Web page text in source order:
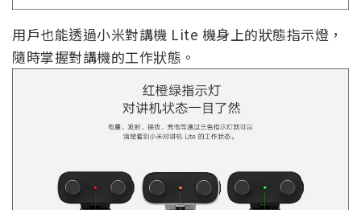
用戶也能透過小米對講機 Lite 機身上的狀態指示燈，
隨時掌握對講機的工作狀態。